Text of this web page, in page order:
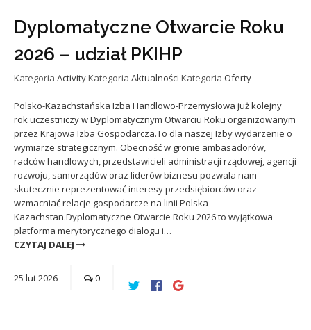
Dyplomatyczne Otwarcie Roku
2026 – udział PKIHP
Kategoria ActivityKategoria Aktualności Kategoria Oferty
Polsko-Kazachstańska Izba Handlowo-Przemysłowa już kolejny
rok uczestniczy w Dyplomatycznym Otwarciu Roku organizowanym
przez Krajowa Izba Gospodarcza.To dla naszej Izby wydarzenie o
wymiarze strategicznym. Obecność w gronie ambasadorów,
radców handlowych, przedstawicieli administracji rządowej, agencji
rozwoju, samorządów oraz liderów biznesu pozwala nam
skutecznie reprezentować interesy przedsiębiorców oraz
wzmacniać relacje gospodarcze na linii Polska–
Kazachstan.Dyplomatyczne Otwarcie Roku 2026 to wyjątkowa
platforma merytorycznego dialogu i…
CZYTAJ DALEJ
25 lut2026 0